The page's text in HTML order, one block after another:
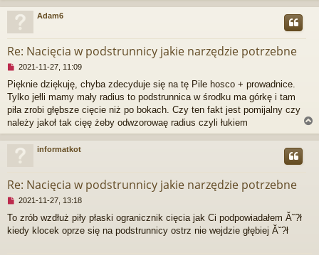
t
g
Adam6
Re: Nacięcia w podstrunnicy jakie narzędzie potrzebne
N
e
p
r
z
z
a
y
p
s
2021-11-27, 11:09
Pięknie dziękuję, chyba zdecyduje się na tę Pile hosco + prowadnice.
Tylko jełli mamy mały radius to podstrunnica w środku ma górkę i tam
piła zrobi głębsze cięcie niż po bokach. Czy ten fakt jest pomijalny czy
należy jakoł tak cięę żeby odwzorowaę radius czyli łukiem
a
informatkot
Re: Nacięcia w podstrunnicy jakie narzędzie potrzebne
N
e
p
2021-11-27, 13:18
To zrób wzdłuż piły płaski ogranicznik cięcia jak Ci podpowiadałem Ă˘?ł
kiedy klocek oprze się na podstrunnicy ostrz nie wejdzie głębiej Ă˘?ł